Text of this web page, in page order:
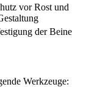
vor Rost und
der Beine
Werkzeuge: